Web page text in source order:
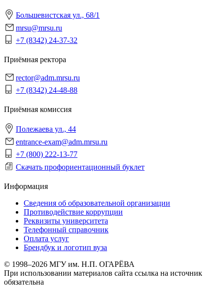
Большевистская ул., 68/1
mrsu@mrsu.ru
+7 (8342) 24-37-32
Приёмная ректора
rector@adm.mrsu.ru
+7 (8342) 24-48-88
Приёмная комиссия
Полежаева ул., 44
entrance-exam@adm.mrsu.ru
+7 (800) 222-13-77
Скачать профориентационный буклет
Информация
Сведения об образовательной организации
Противодействие коррупции
Реквизиты университета
Телефонный справочник
Оплата услуг
Брендбук и логотип вуза
© 1998–2026 МГУ им. Н.П. ОГАРЁВА
При использовании материалов сайта ссылка на источник
обязательна